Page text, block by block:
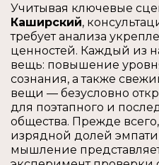
Учитывая ключевые
Каширский,
требует анализа
ценностей. Каждый из
вещь: повышение
сознания, а также
вещи — безусловно
для поэтапного и
общества. Прежде
изрядной долей
мышление